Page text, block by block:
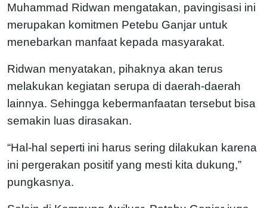
Muhammad Ridwan mengatakan, pavingisasi ini
merupakan komitmen Petebu Ganjar untuk
menebarkan manfaat kepada masyarakat.
Ridwan menyatakan, pihaknya akan terus
melakukan kegiatan serupa di daerah-daerah
lainnya. Sehingga kebermanfaatan tersebut bisa
semakin luas dirasakan.
“Hal-hal seperti ini harus sering dilakukan karena
ini pergerakan positif yang mesti kita dukung,”
pungkasnya.